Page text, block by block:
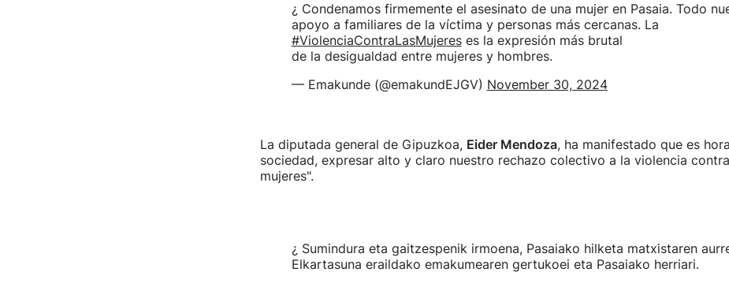
¿ Condenamos firmemente el asesinato de una mujer en Pasaia. Todo
apoyo a familiares de la víctima y personas más cercanas. La
#ViolenciaContraLasMujereses la expresión más brutal
de la desigualdad entre mujeres y hombres.
— Emakunde (@emakundEJGV) November 30, 2024
La diputada general de Gipuzkoa, Eider Mendoza, ha manifestado que es
sociedad, expresar alto y claro nuestro rechazo colectivo a la violencia
mujeres".
¿ Sumindura eta gaitzespenik irmoena, Pasaiako hilketa matxistaren
Elkartasuna eraildako emakumearen gertukoei eta Pasaiako herriari.